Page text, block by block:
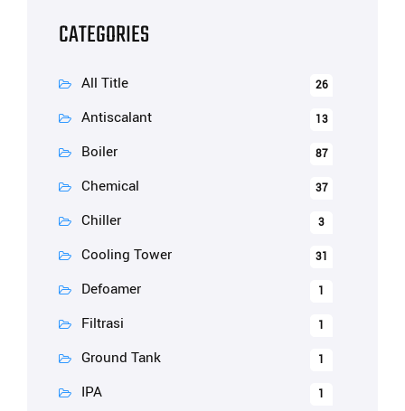
CATEGORIES
All Title 26
Antiscalant 13
Boiler 87
Chemical 37
Chiller 3
Cooling Tower 31
Defoamer 1
Filtrasi 1
Ground Tank 1
IPA 1